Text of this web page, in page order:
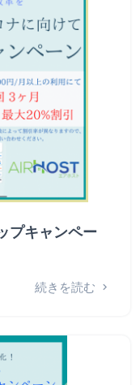
プキャンペー
続きを読む